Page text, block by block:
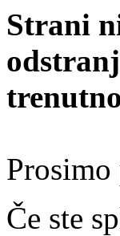
Strani
Prosimo
Če ste